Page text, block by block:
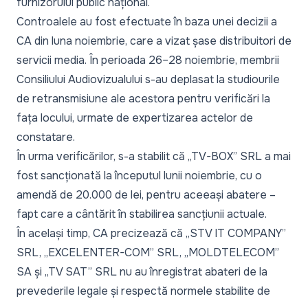
Controalele au fost efectuate în baza unei decizii a
CA din luna noiembrie, care a vizat șase distribuitori de
servicii media. În perioada 26–28 noiembrie, membrii
Consiliului Audiovizualului s-au deplasat la studiourile
de retransmisiune ale acestora pentru verificări la
fața locului, urmate de expertizarea actelor de
constatare.
În urma verificărilor, s-a stabilit că „TV-BOX” SRL a mai
fost sancționată la începutul lunii noiembrie, cu o
amendă de 20.000 de lei, pentru aceeași abatere –
fapt care a cântărit în stabilirea sancțiunii actuale.
În același timp, CA precizează că „STV IT COMPANY”
SRL, „EXCELENTER-COM” SRL, „MOLDTELECOM”
SA și „TV SAT” SRL nu au înregistrat abateri de la
prevederile legale și respectă normele stabilite de